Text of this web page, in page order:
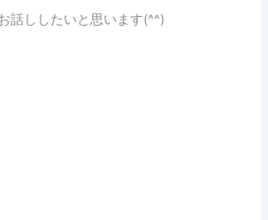
話ししたいと思います(^^)